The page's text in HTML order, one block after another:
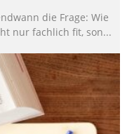
die Frage: Wie
nur fachlich fit, son...